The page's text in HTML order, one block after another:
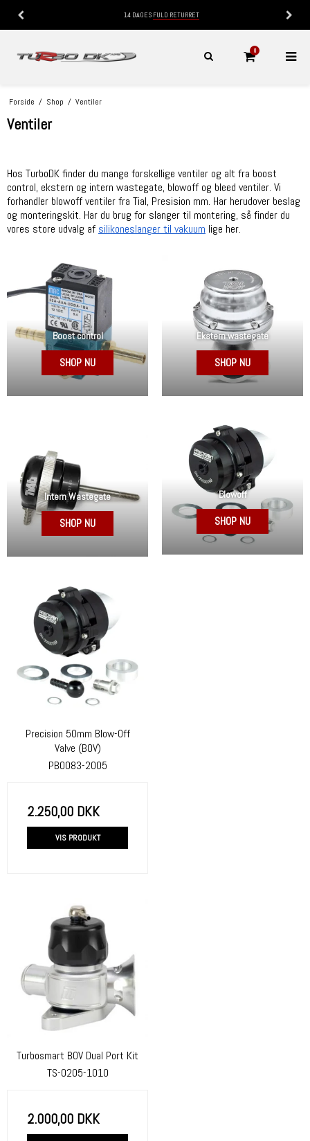
14 DAGES FULD RETURRET
0
Forside / Shop / Ventiler
Ventiler
Hos TurboDK finder du mange forskellige ventiler og alt fra boost
control, ekstern og intern wastegate, blowoff og bleed ventiler. Vi
forhandler blowoff ventiler fra Tial, Presision mm. Har herudover beslag
og monteringskit. Har du brug for slanger til montering, så finder du
vores store udvalg af silikoneslanger til vakuum lige her.
Boost control
SHOP NU
Ekstern wastegate
SHOP NU
Intern Wastegate
SHOP NU
Blowoff
SHOP NU
Precision 50mm Blow-Off
Valve (BOV)
PBO083-2005
2.250,00 DKK
VIS PRODUKT
Turbosmart BOV Dual Port Kit
TS-0205-1010
2.000,00 DKK